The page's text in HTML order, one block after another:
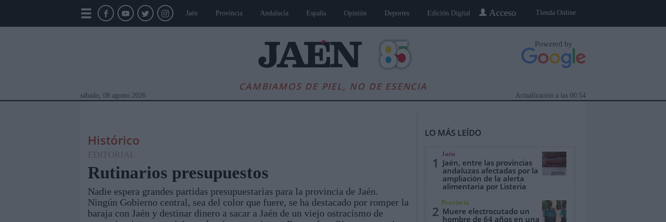
Tienda Online
Acceso
Jaén Provincia Andalucía España Opinión Deportes Edición Digital
CAMBIAMOS DE PIEL, NO DE ESENCIA
Powered by
sábado, 08 agosto 2026 00:54
Actualización a las
Módulos Portada Jaén Provincia Linares Andalucía Internacional Opinión Cultura Jaén, Pueblo a Pueblo Gente Especiales
Histórico
EDITORIAL
Rutinarios presupuestos
Nadie espera grandes partidas presupuestarias para la provincia de Jaén.
Ningún Gobierno central, sea del color que fuere, se ha destacado por romper la
baraja con Jaén y destinar dinero a sacar a Jaén de un viejo ostracismo de
LO MÁS LEÍDO
1
Jaén
Jaén, entre las provincias
andaluzas afectadas por la
ampliación de la alerta
alimentaria por Listeria
2
Provincia
Muere electrocutado un
hombre de 64 años en una